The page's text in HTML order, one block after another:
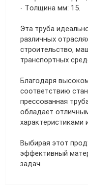
- Толщина мм: 15.
Эта труба
различных
строительство,
транспортных
Благодаря
соответствию
прессованная
обладает
Выбирая этот
эффективный
задач.